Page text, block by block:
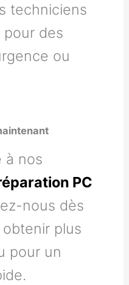
techniciens
des
ou
à nos
PC
nous dès
obtenir plus
pour un